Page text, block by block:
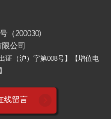
（200030)
公司
证（沪）字第008号】【增值电
线留言